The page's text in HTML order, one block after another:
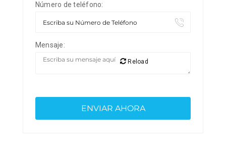
Número de teléfono:
Mensaje:
Reload